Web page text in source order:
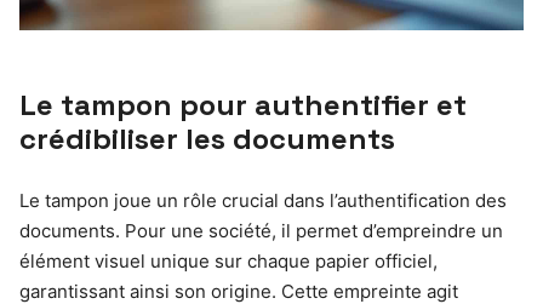
Le tampon pour authentifier et
crédibiliser les documents
Le tampon joue un rôle crucial dans l’authentification des
documents. Pour une société, il permet d’empreindre un
élément visuel unique sur chaque papier officiel,
garantissant ainsi son origine. Cette empreinte agit